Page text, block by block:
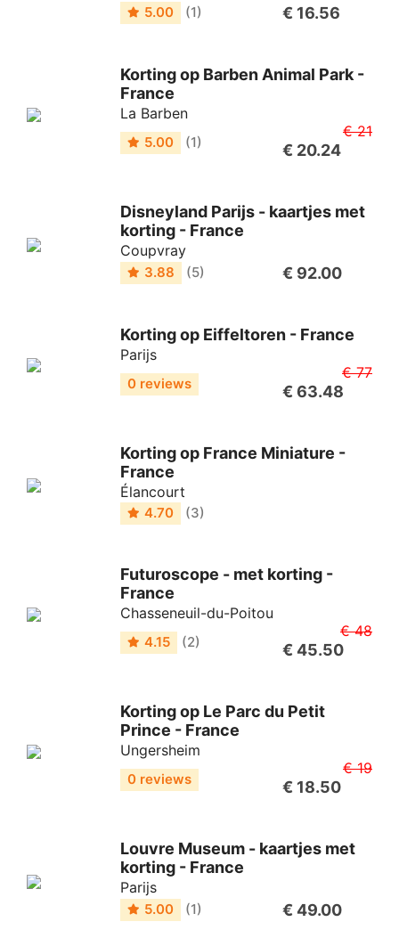
5.00 (1) € 16.56
Korting op Barben Animal Park -
France
La Barben
5.00 (1)
€ 21
€ 20.24
Disneyland Parijs - kaartjes met
korting - France
Coupvray
3.88 (5) € 92.00
Korting op Eiffeltoren - France
Parijs
0 reviews
€ 77
€ 63.48
Korting op France Miniature -
France
Élancourt
4.70 (3)
Futuroscope - met korting -
France
Chasseneuil-du-Poitou
4.15 (2)
€ 48
€ 45.50
Korting op Le Parc du Petit
Prince - France
Ungersheim
0 reviews
€ 19
€ 18.50
Louvre Museum - kaartjes met
korting - France
Parijs
5.00 (1) € 49.00